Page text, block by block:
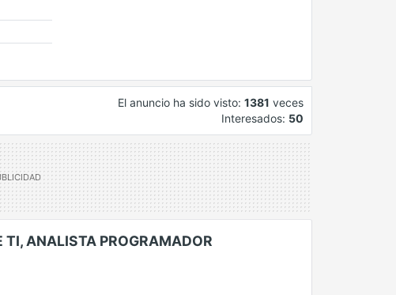
El anuncio ha sido visto: 1381 veces
Interesados: 50
TI, ANALISTA PROGRAMADOR